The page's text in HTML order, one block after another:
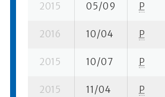
2015 05/09 P
2016 10/04 P
2015 10/07 P
2015 11/04 P